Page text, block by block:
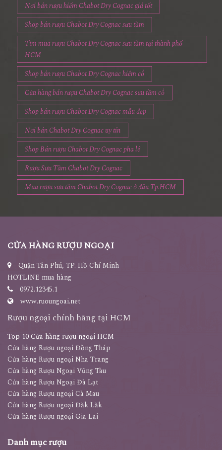
Nơi bán rượu hiếm Chabot Dry Cognac giá tốt
Shop bán rượu Chabot Dry Cognac sưu tầm
Tìm mua rượu Chabot Dry Cognac sưu tầm tại thành phố
HCM
Shop bán rượu Chabot Dry Cognac hiêm cổ
Cửa hàng bán rượu Chabot Dry Cognac sưu tầm cổ
Shop bán rượu Chabot Dry Cognac mẫu đẹp
Nơi bán Chabot Dry Cognac uy tín
Shop Bán rượu Chabot Dry Cognac pha lê
Rượu Sưu Tầm Chabot Dry Cognac
Mua rượu sưu tầm Chabot Dry Cognac ở đâu Tp.HCM
CỬA HÀNG RƯỢU NGOẠI
Quận Tân Phú, TP. Hồ Chí Minh
HOTLINE mua hàng
0972.12345.1
www.ruoungoai.net
Rượu ngoại chính hãng tại HCM
Top 10 Cửa hàng rượu ngoại HCM
Cửa hàng Rượu ngoại Đồng Tháp
Cửa hàng Rượu ngoại Nha Trang
Cửa hàng Rượu Ngoại Vũng Tàu
Cửa hàng Rượu Ngoại Đà Lạt
Cửa hàng Rượu ngoại Cà Mau
Cửa hàng Rượu ngoại Đăk Lăk
Cửa hàng Rượu ngoại Gia Lai
Danh mục rượu